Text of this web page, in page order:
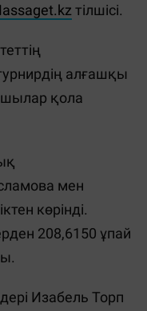
тілшісі.
алғашқы
қола
мен
көрінді.
208,6150 ұпай
Изабель Торп